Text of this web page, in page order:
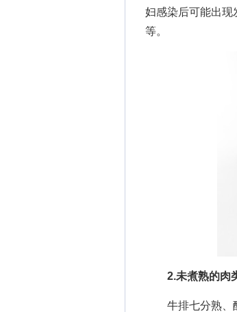
妇感染后可能出现
等。
2.未煮熟的肉
牛排七分熟、醉